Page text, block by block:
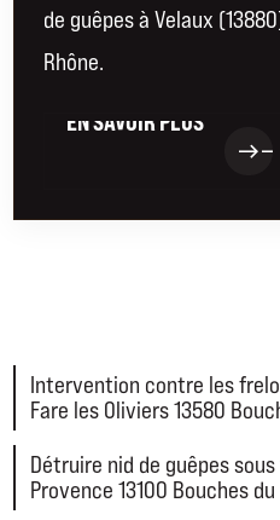
de guêpes à Velaux
Rhône.
EN SAVOIR PLUS
easteast
Intervention contre les
Fare les Oliviers 13580
Détruire nid de guêpes
Provence 13100 Bouches du